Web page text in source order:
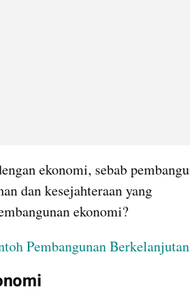
ekonomi, sebab
dan kesejahteraan yang
ekonomi?
Pembangunan Berkelanjutan